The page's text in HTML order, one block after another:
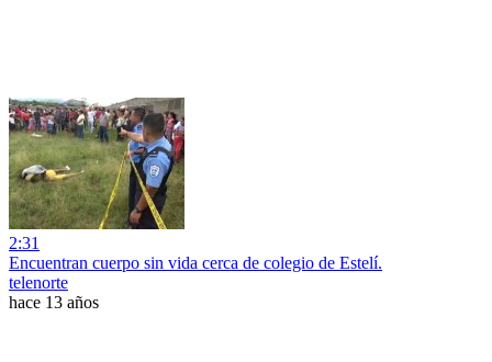
2:31
Encuentran cuerpo sin vida cerca de colegio de Estelí.
telenorte
hace 13 años